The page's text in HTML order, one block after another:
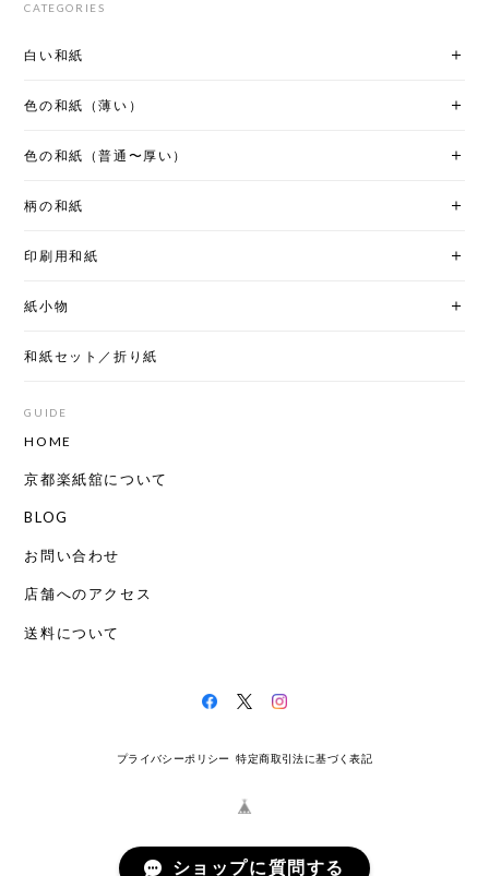
CATEGORIES
白い和紙
色の和紙（薄い）
色の和紙（普通〜厚い）
柄の和紙
印刷用和紙
紙小物
和紙セット／折り紙
GUIDE
HOME
京都楽紙舘について
BLOG
お問い合わせ
店舗へのアクセス
送料について
プライバシーポリシー 特定商取引法に基づく表記
ショップに質問する